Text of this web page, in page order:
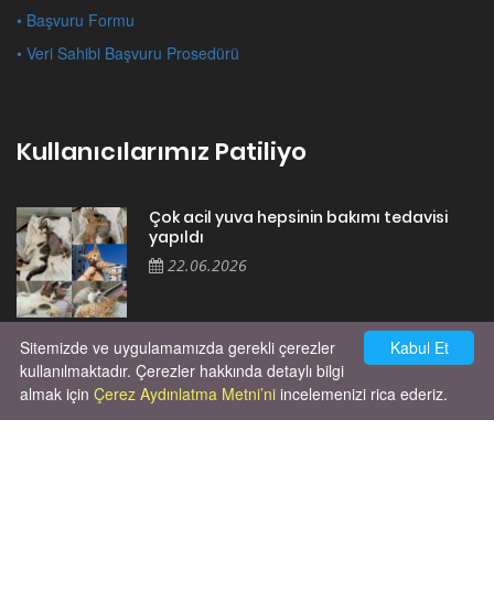
• Başvuru Formu
• Veri Sahibi Başvuru Prosedürü
Kullanıcılarımız Patiliyo
Çok acil yuva hepsinin bakımı tedavisi
yapıldı
22.06.2026
Cok huysal asla tırmalama huyu yok yeni
kısırlastırdım tuvalet egitimi de var
kumundan baska yere ya...
02.03.2026
Kabul Et
Sitemizde ve uygulamamızda gerekli çerezler
kullanılmaktadır. Çerezler hakkında detaylı bilgi
almak için Çerez Aydınlatma Metni’ni incelemenizi rica ederiz.